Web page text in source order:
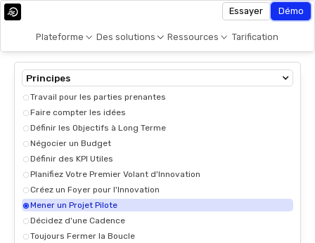
Plateforme Des solutions Ressources Tarification
Essayer Démo
Principes
Travail pour les parties prenantes
Faire compter les idées
Définir les Objectifs à Long Terme
Négocier un Budget
Définir des KPI Utiles
Planifiez Votre Premier Volant d'Innovation
Créez un Foyer pour l'Innovation
Mener un Projet Pilote
Décidez d'une Cadence
Toujours Fermer la Boucle